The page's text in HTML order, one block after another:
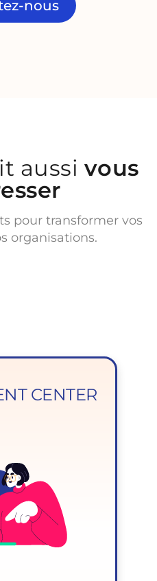
nous
aussi vous
pour transformer vos
organisations.
CENTER